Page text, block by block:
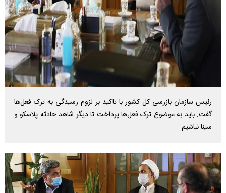
رئیس سازمان بازرسی کل کشور با تاکید بر لزوم رسیدگی به ترک فعل‌ها
گفت: باید به موضوع ترک فعل‌ها پرداخت تا دیگر شاهد حادثه پلاسکو و
سینا نباشیم.